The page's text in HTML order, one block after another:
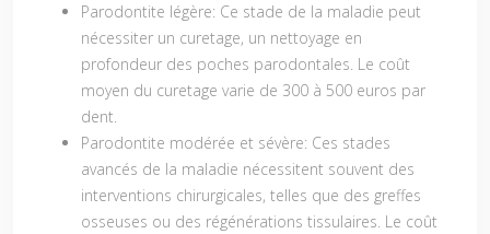
Parodontite légère: Ce stade de la maladie peut
nécessiter un curetage, un nettoyage en
profondeur des poches parodontales. Le coût
moyen du curetage varie de 300 à 500 euros par
dent.
Parodontite modérée et sévère: Ces stades
avancés de la maladie nécessitent souvent des
interventions chirurgicales, telles que des greffes
osseuses ou des régénérations tissulaires. Le coût